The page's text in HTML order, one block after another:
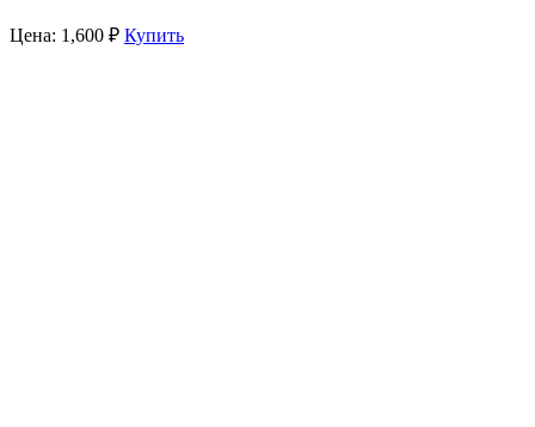
Цена: 1,600 ₽ Купить